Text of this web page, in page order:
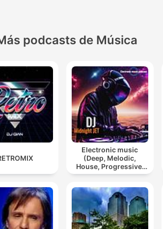
podcasts de Música
Electronic music
(Deep, Melodic,
House, Progressive,
Psy, Trance)